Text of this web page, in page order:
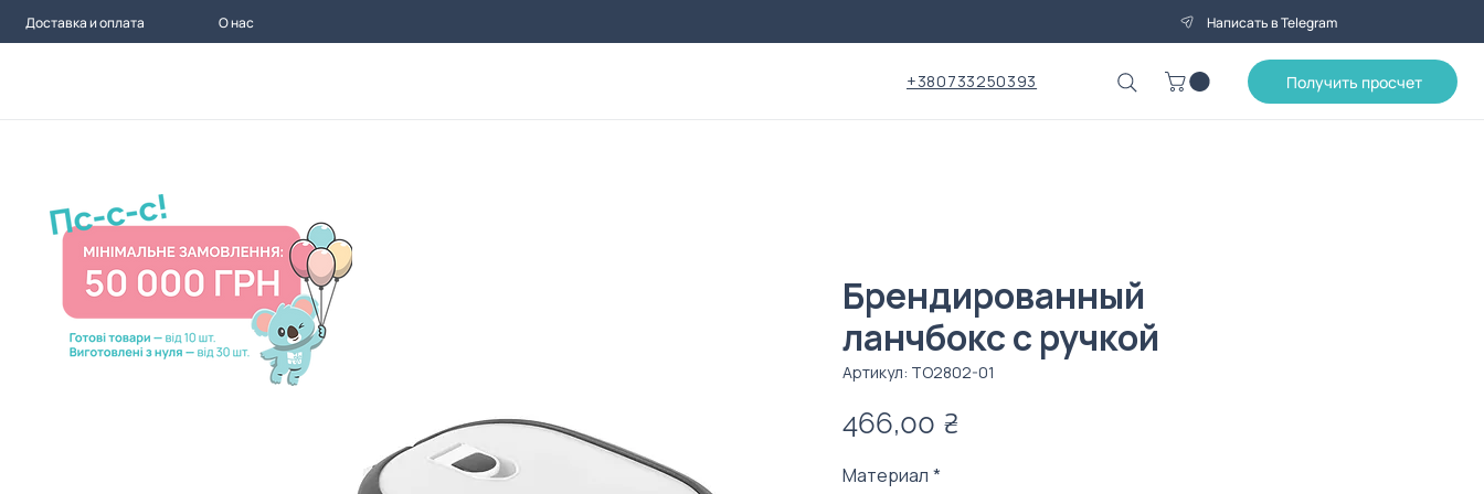
Доставка и оплата О нас Написать в Telegram
+380733250393 Получить просчет
Брендированный
ланчбокс с ручкой
Артикул: TO2802-01
466,00 ₴
Материал *